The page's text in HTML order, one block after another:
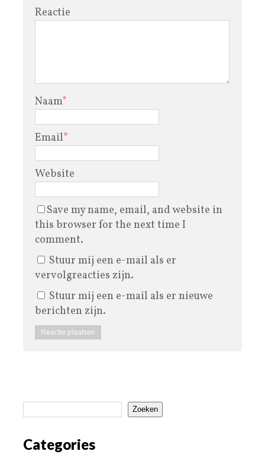
Reactie
Naam*
Email*
Website
Save my name, email, and website in
this browser for the next time I
comment.
Stuur mij een e-mail als er
vervolgreacties zijn.
Stuur mij een e-mail als er nieuwe
berichten zijn.
Zoeken
Categories